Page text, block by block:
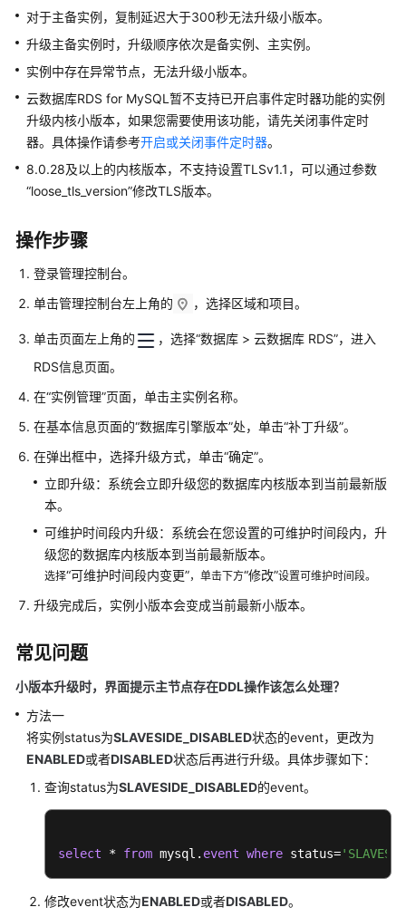
用
指
南
（阿
扎
比
区
域）
API
参
考
布
扎
区
域)
用
户
南
（巴
黎
区
域）
API
考
黎
区
域）
户
（吉
隆
坡
对于主备实例，复制延迟大于300秒无法升级小版本。
升级主备实例时，升级顺序依次是备实例、主实例。
实例中存在异常节点，无法升级小版本。
云数据库RDS for MySQL 暂不支持已开启事件定时器功能的实例
升级内核小版本，如果您需要使用该功能，请先关闭事件定时
器。具体操作请参考开启或关闭事件定时器。
8.0.28及以上的内核版本，不支持设置TLSv1.1，可以通过参数
“loose_tls_version”修改TLS版本。
操作步骤
登录管理控制台。
单击管理控制台左上角的
，选择区域和项目。
单击页面左上角的
，选择“数据库 > 云数据库 RDS”，进入
RDS信息页面。
在“实例管理”页面，单击主实例名称。
在基本信息页面的“数据库引擎版本”处，单击“补丁升级”。
在弹出框中，选择升级方式，单击“确定”。
立即升级：系统会立即升级您的数据库内核版本到当前最新版
本。
可维护时间段内升级：系统会在您设置的可维护时间段内，升
级您的数据库内核版本到当前最新版本。
选择“可维护时间段内变更”，单击下方“修改”设置可维护时间段。
升级完成后，实例小版本会变成当前最新小版本。
常见问题
小版本升级时，界面提示主节点存在DDL操作该怎么处理？
方法一
将实例status为SLAVESIDE_DISABLED状态的event，更改为
ENABLED或者DISABLED状态后再进行升级。具体步骤如下：
查询status为SLAVESIDE_DISABLED的event。
select * from mysql. event where status=
修改event状态为ENABLED或者DISABLED。